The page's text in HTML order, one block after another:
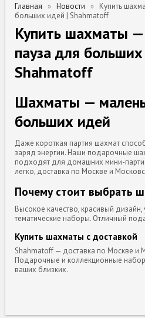
Главная Новости
Купить
больших идей | Shahmatoff
Купить шахматы —
пауза для
Shahmatoff
Шахматы —
больших идей
Даже короткая партия шахмат
заряд энергии. Наши подарочные
подходят для домашних мини-
легко, доставка по Москве и
Почему стоит выбрать
Высокое качество, красивый
тематические наборы. Отличный
Купить шахматы с доставкой
Shahmatoff — доставка по Москве и
Подарочные и коллекционные
ваших близких.